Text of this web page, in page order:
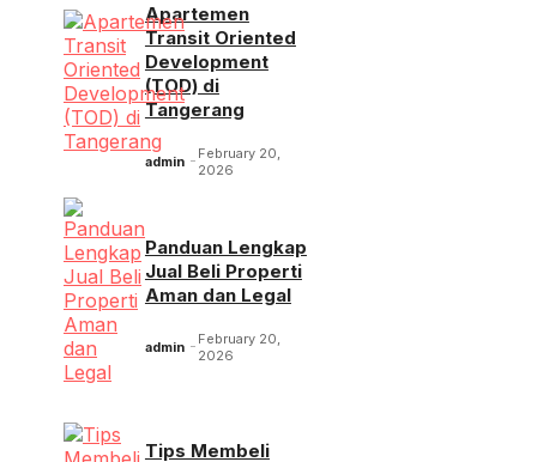
Apartemen
Transit Oriented
Development
(TOD) di
Tangerang
admin
February 20,
2026
Panduan Lengkap
Jual Beli Properti
Aman dan Legal
admin
February 20,
2026
Tips Membeli